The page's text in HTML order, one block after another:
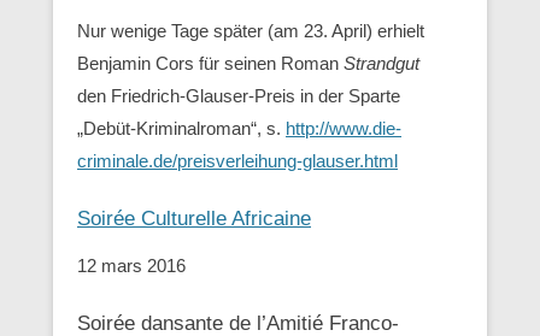
Nur wenige Tage später (am 23. April) erhielt
Benjamin Cors für seinen Roman Strandgut
den Friedrich-Glauser-Preis in der Sparte
„Debüt-Kriminalroman“, s. http://www.die-
criminale.de/preisverleihung-glauser.html
Soirée Culturelle Africaine
12 mars 2016
Soirée dansante de l’Amitié Franco-